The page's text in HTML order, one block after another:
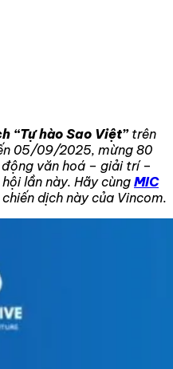
“Tự hào Sao Việt”trên
05/09/2025, mừng 80
văn hoá – giải trí –
lần này. Hãy cùng MIC
dịch này của Vincom.